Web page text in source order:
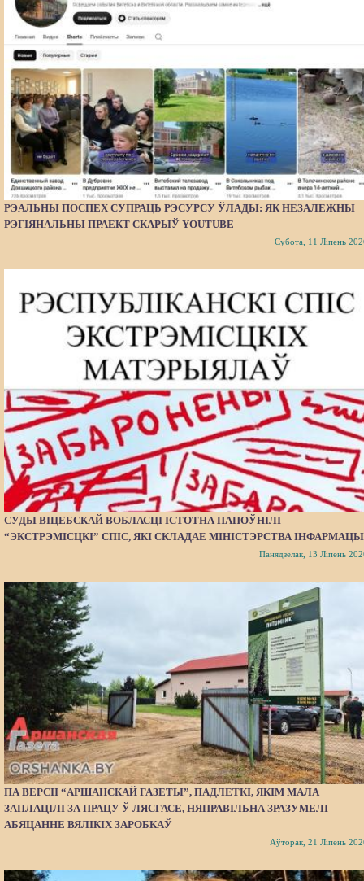
РЭАЛЬНЫ ПОСПЕХ СУПРАЦЬ РЭСУРСУ ЎЛАДЫ: ЯК НЕЗАЛЕЖНЫ
РЭГІЯНАЛЬНЫ ПРАЕКТ СКАРЫЎ YOUTUBE
Субота, 11 Ліпень
СУДЫ ВІЦЕБСКАЙ ВОБЛАСЦІ ІСТОТНА ПАПОЎНІЛІ
“ЭКСТРЭМІСЦКІ” СПІС, ЯКІ СКЛАДАЕ МІНІСТЭРСТВА
Панядзелак, 13 Ліпень
ПА ВЕРСІІ “АРШАНСКАЙ ГАЗЕТЫ”, ПАДЛЕТКІ, ЯКІМ МАЛА
ЗАПЛАЦІЛІ ЗА ПРАЦУ Ў ЛЯСГАСЕ, НЯПРАВІЛЬНА ЗРАЗУМЕЛІ
АБЯЦАННЕ ВЯЛІКІХ ЗАРОБКАЎ
Аўторак, 21 Ліпень